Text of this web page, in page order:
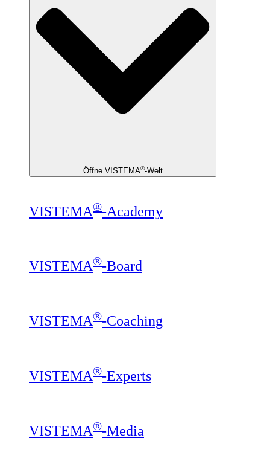
Öffne VISTEMA®-Welt
VISTEMA®-Academy
VISTEMA®-Board
VISTEMA®-Coaching
VISTEMA®-Experts
VISTEMA®-Media